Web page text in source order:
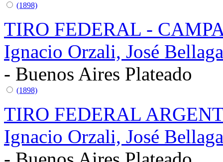
(1898)
TIRO FEDERAL -
Ignacio Orzali, José
- Buenos Aires Plateado
(1898)
TIRO FEDERAL
Ignacio Orzali, José